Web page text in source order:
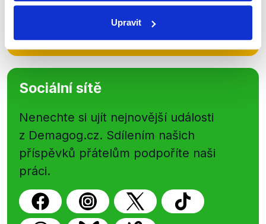
Upravit WhatsApp
Sociální sítě
Nenechte si ujít nejnovější události
z Demagog.cz. Sdílením našich
příspěvků přátelům podpoříte naši
práci.